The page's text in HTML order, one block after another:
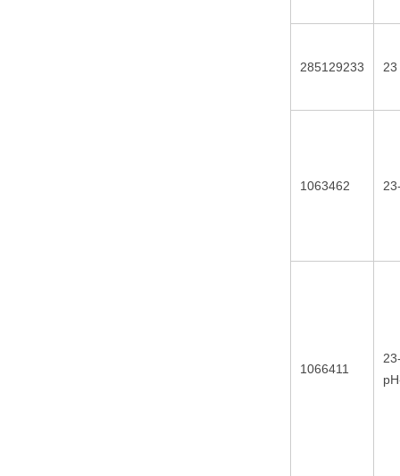
285129233
1063462
1066411